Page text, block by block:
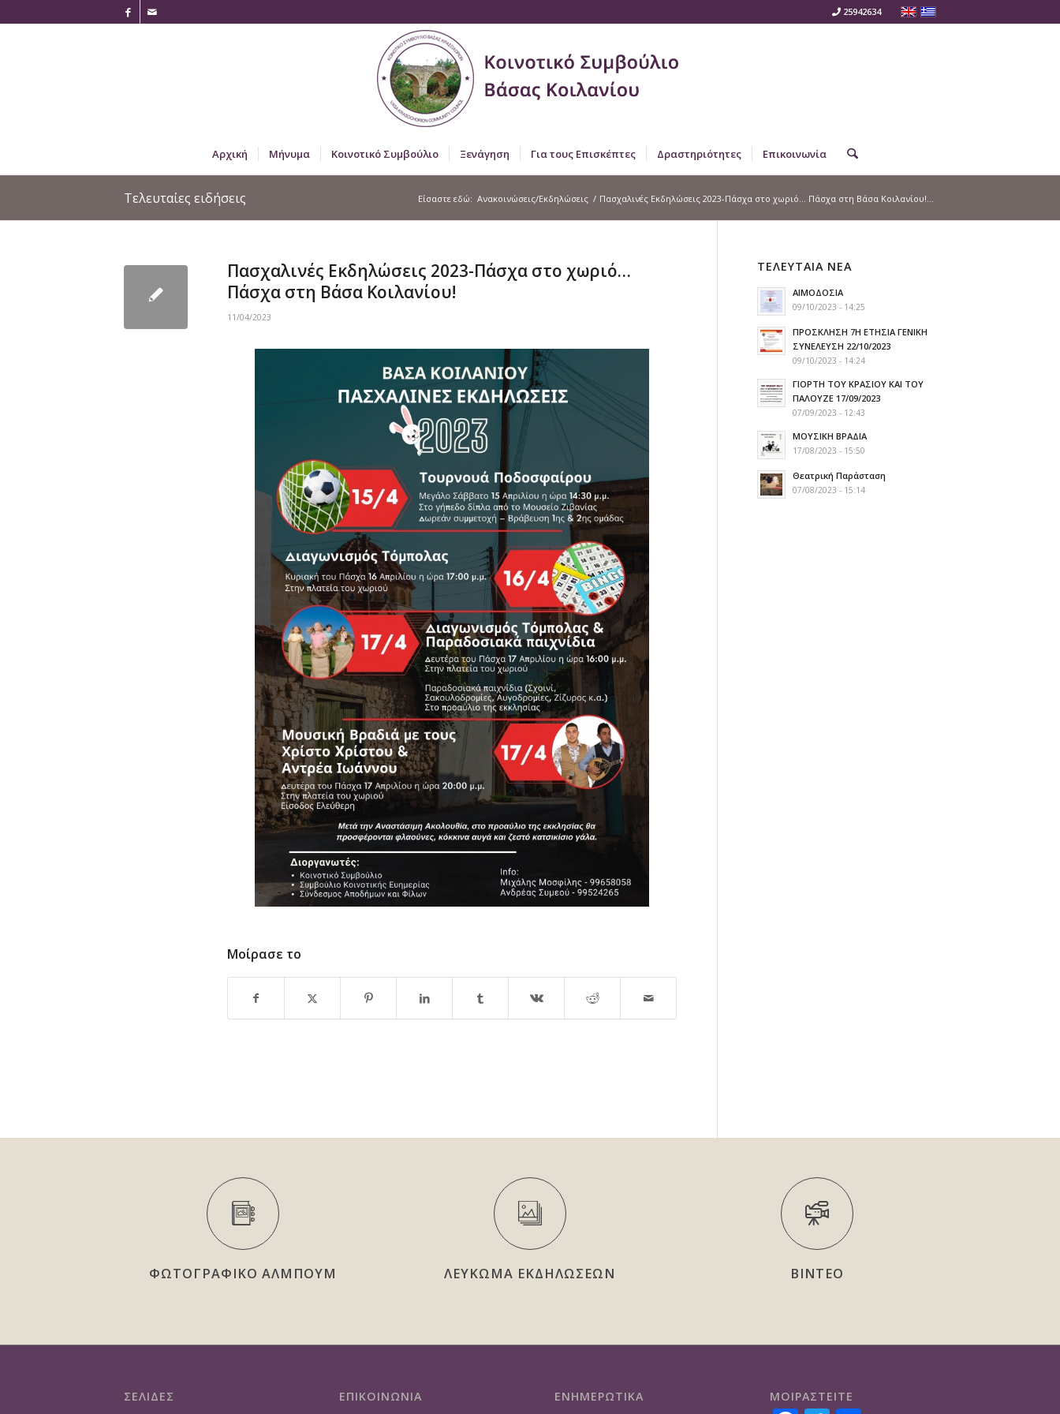
25942634
Αρχική Μήνυμα Κοινοτικό Συμβούλιο Ξενάγηση Για τους Επισκέπτες Δραστηριότητες Επικοινωνία
Τελευταίες ειδήσεις Είσαστε εδώ: Ανακοινώσεις/Εκδηλώσεις / Πασχαλινές Εκδηλώσεις 2023-Πάσχα στο χωριό… Πάσχα στη Βάσα Κοιλανίου!...
Πασχαλινές Εκδηλώσεις 2023-Πάσχα στο χωριό…
Πάσχα στη Βάσα Κοιλανίου!
11/04/2023
Μοίρασε το
ΤΕΛΕΥΤΑΙΑ ΝΕΑ
ΑΙΜΟΔΟΣΙΑ
09/10/2023 - 14:25
ΠΡΟΣΚΛΗΣΗ 7Η ΕΤΗΣΙΑ ΓΕΝΙΚΗ
ΣΥΝΕΛΕΥΣΗ 22/10/2023
09/10/2023 - 14:24
ΓΙΟΡΤΗ ΤΟΥ ΚΡΑΣΙΟΥ ΚΑΙ ΤΟΥ
ΠΑΛΟΥΖΕ 17/09/2023
07/09/2023 - 12:43
ΜΟΥΣΙΚΗ ΒΡΑΔΙΑ
17/08/2023 - 15:50
Θεατρική Παράσταση
07/08/2023 - 15:14
ΦΩΤΟΓΡΑΦΙΚΟ ΑΛΜΠΟΥΜ ΛΕΥΚΩΜΑ ΕΚΔΗΛΩΣΕΩΝ ΒΙΝΤΕΟ
ΣΕΛΙΔΕΣ ΕΠΙΚΟΙΝΩΝΙΑ ΕΝΗΜΕΡΩΤΙΚΑ ΜΟΙΡΑΣTEITE